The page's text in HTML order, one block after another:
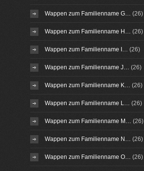
Wappen zum Familienname G… (26)
Wappen zum Familienname H… (26)
Wappen zum Familienname I… (26)
Wappen zum Familienname J… (26)
Wappen zum Familienname K… (26)
Wappen zum Familienname L… (26)
Wappen zum Familienname M… (26)
Wappen zum Familienname N… (26)
Wappen zum Familienname O… (26)